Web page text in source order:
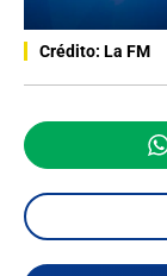
Crédito: La FM